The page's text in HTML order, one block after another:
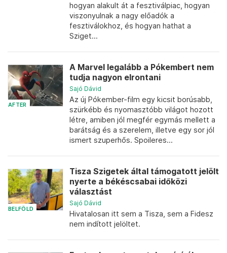
hogyan alakult át a fesztiválpiac, hogyan
viszonyulnak a nagy előadók a
fesztiválokhoz, és hogyan hathat a
Sziget...
AFTER
A Marvel legalább a Pókembert nem
tudja nagyon elrontani
Sajó Dávid
Az új Pókember-film egy kicsit borúsabb,
szürkébb és nyomasztóbb világot hozott
létre, amiben jól megfér egymás mellett a
barátság és a szerelem, illetve egy sor jól
ismert szuperhős. Spoileres...
BELFÖLD
Tisza Szigetek által támogatott jelölt
nyerte a békéscsabai időközi
választást
Sajó Dávid
Hivatalosan itt sem a Tisza, sem a Fidesz
nem indított jelöltet.